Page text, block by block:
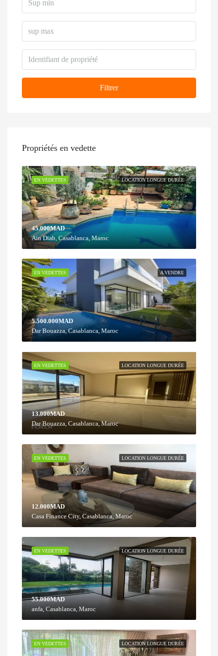
Filtrer
Propriétés en vedette
LOCATION LONGUE DURÉE
EN VEDETTES
45.000MAD
Ain Diab, Casablanca, Maroc
A VENDRE
EN VEDETTES
5.500.000MAD
Dar Bouazza, Casablanca, Maroc
LOCATION LONGUE DURÉE
EN VEDETTES
13.000MAD
Dar Bouazza, Casablanca, Maroc
LOCATION LONGUE DURÉE
EN VEDETTES
12.000MAD
Casa Finance City, Casablanca, Maroc
LOCATION LONGUE DURÉE
EN VEDETTES
55.000MAD
anfa, Casablanca, Maroc
LOCATION LONGUE DURÉE
EN VEDETTES